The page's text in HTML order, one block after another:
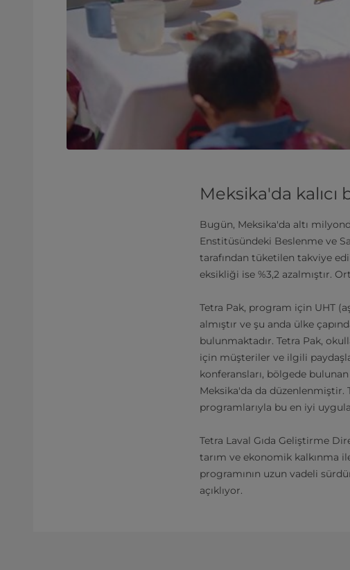
Meksika'da
Bugün, Meksika'da altı
Enstitüsündeki Beslenme ve
tarafından tüketilen takviye
eksikliği ise %3,2 azalmıştır.
Tetra Pak, program için UHT
almıştır ve şu anda ülke
bulunmaktadır. Tetra Pak,
için müşteriler ve ilgili
konferansları, bölgede
Meksika'da da düzenlenmiştir.
programlarıyla bu en iyi
Tetra Laval Gıda Geliştirme
tarım ve ekonomik kalkınma
programının uzun vadeli
açıklıyor.